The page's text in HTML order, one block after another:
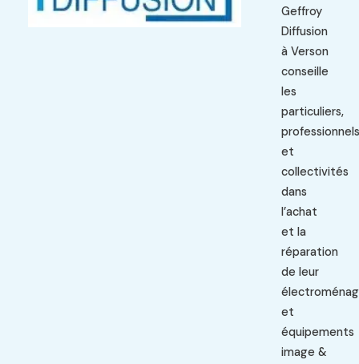
Geffroy
Diffusion
à Verson
conseille
les
particuliers,
professionnels
et
collectivités
dans
l’achat
et la
réparation
de leur
et
équipements
image &